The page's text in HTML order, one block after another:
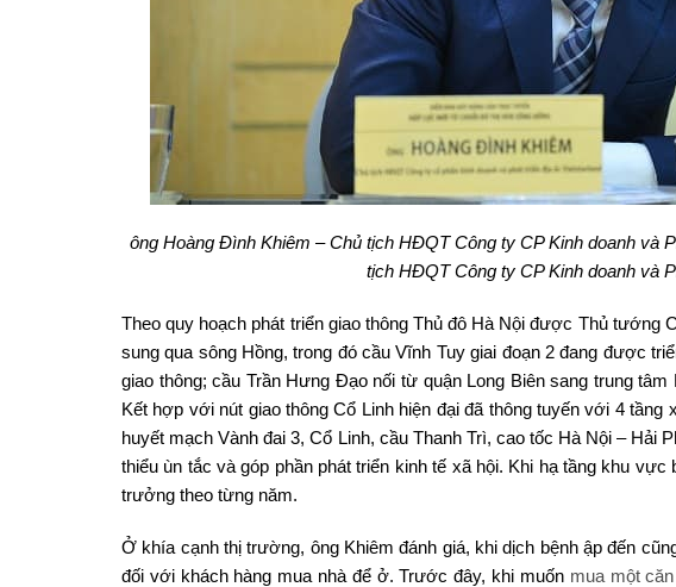
ông Hoàng Đình Khiêm – Chủ tịch HĐQT Công ty CP Kinh doanh và
tịch HĐQT Công ty CP Kinh doanh và
Theo quy hoạch phát triển giao thông Thủ đô Hà Nội được Thủ
sung qua sông Hồng, trong đó cầu Vĩnh Tuy giai đoạn 2 đang được
giao thông; cầu Trần Hưng Đạo nối từ quận Long Biên sang trung
Kết hợp với nút giao thông Cổ Linh hiện đại đã thông tuyến với 4
huyết mạch Vành đai 3, Cổ Linh, cầu Thanh Trì, cao tốc Hà Nội – Hải
thiểu ùn tắc và góp phần phát triển kinh tế xã hội. Khi hạ tầng khu
trưởng theo từng năm.
Ở khía cạnh thị trường, ông Khiêm đánh giá, khi dịch bệnh ập đến
đối với khách hàng mua nhà để ở. Trước đây, khi muốn mua một